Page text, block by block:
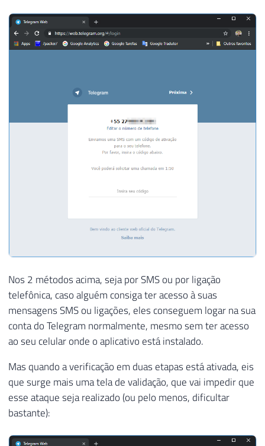
Nos 2 métodos acima, seja por SMS ou por ligação
telefônica, caso alguém consiga ter acesso à suas
mensagens SMS ou ligações, eles conseguem logar na sua
conta do Telegram normalmente, mesmo sem ter acesso
ao seu celular onde o aplicativo está instalado.
Mas quando a verificação em duas etapas está ativada, eis
que surge mais uma tela de validação, que vai impedir que
esse ataque seja realizado (ou pelo menos, dificultar
bastante):